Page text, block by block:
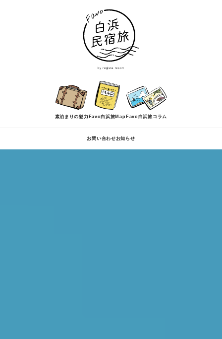
by regista resort
素泊まりの魅力 Favo白浜旅Map Favo白浜旅コラム
お問い合わせ お知らせ